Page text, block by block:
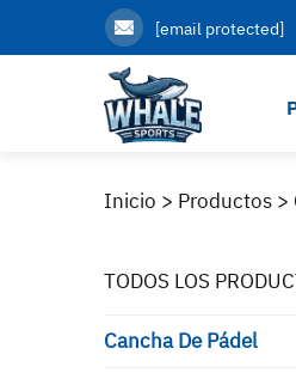
[email protected]
Inicio > Productos >
TODOS LOS
Cancha De Pádel